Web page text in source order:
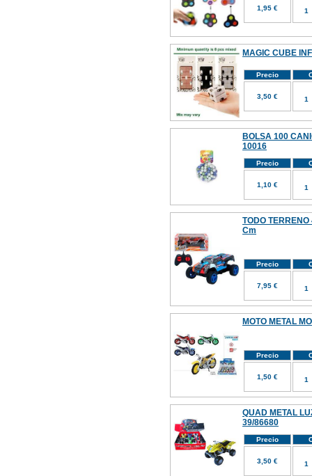
1,95 €
MAGIC CUBE
Precio
3,50 €
BOLSA 100
10016
Precio
1,10 €
TODO
Cm
Precio
7,95 €
MOTO METAL
Precio
1,50 €
QUAD METAL
39/86680
Precio
3,50 €